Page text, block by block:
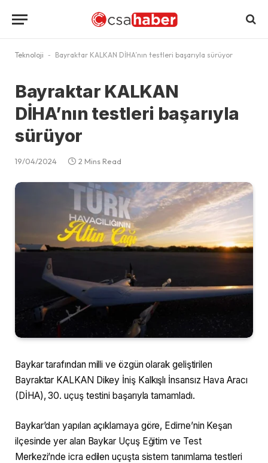
Teknoloji - Bayraktar KALKAN DİHA’nın testleri başarıyla sürüyor
Bayraktar KALKAN
DİHA’nın testleri başarıyla
sürüyor
19/04/2024 2 Mins Read
Baykar tarafından milli ve özgün olarak geliştirilen
Bayraktar KALKAN Dikey İniş Kalkışlı İnsansız Hava Aracı
(DİHA), 30. uçuş testini başarıyla tamamladı.
Baykar’dan yapılan açıklamaya göre, Edirne’nin Keşan
ilçesinde yer alan Baykar Uçuş Eğitim ve Test
Merkezi’nde icra edilen uçuşta sistem tanımlama testleri